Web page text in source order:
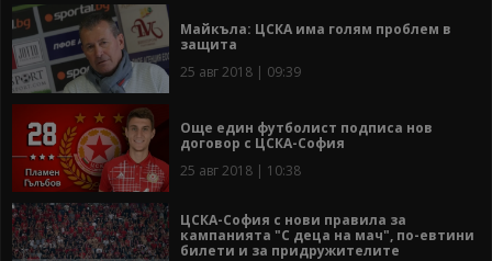
Майкъла: ЦСКА има голям проблем в
защита
25 авг 2018 | 09:39
Още един футболист подписа нов
договор с ЦСКА-София
25 авг 2018 | 10:38
ЦСКА-София с нови правила за
кампанията "С деца на мач", по-евтини
билети и за придружителите